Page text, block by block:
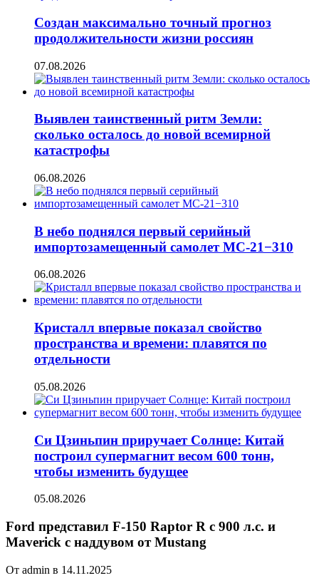
Создан максимально точный прогноз
продолжительности жизни россиян
07.08.2026
Выявлен таинственный ритм Земли:
сколько осталось до новой всемирной
катастрофы
06.08.2026
В небо поднялся первый серийный
импортозамещенный самолет МС-21−310
06.08.2026
Кристалл впервые показал свойство
пространства и времени: плавятся по
отдельности
05.08.2026
Си Цзиньпин приручает Солнце: Китай
построил супермагнит весом 600 тонн,
чтобы изменить будущее
05.08.2026
Ford представил F-150 Raptor R с 900 л.с. и
Maverick с наддувом от Mustang
От admin в 14.11.2025